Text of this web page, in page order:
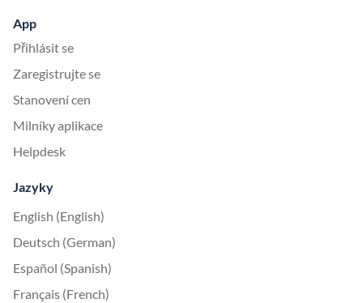
App
Přihlásit se
Zaregistrujte se
Stanovení cen
Milníky aplikace
Helpdesk
Jazyky
English (English)
Deutsch (German)
Español (Spanish)
Français (French)